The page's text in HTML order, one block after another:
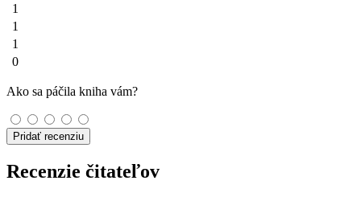
1
1
1
0
Ako sa páčila kniha vám?
Pridať recenziu
Recenzie čitateľov